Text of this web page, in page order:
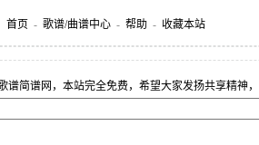
首页 - 歌谱/曲谱中心 - 帮助 - 收藏本站
谱简谱网，本站完全免费，希望大家发扬共享精神，